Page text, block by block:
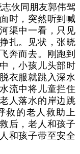
伙同朋友郭伟驾
时，突然听到喊
渠中一看，只见
扎。见状，张晓
奔而去。刚跑到
，小孩儿头部时
衣服就跳入深水
流中将儿童拦住
人落水的岸边跳
救的老人救助上
后，老人和孩子
和孩子带至安全